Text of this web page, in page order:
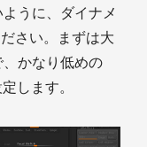
うに、ダイナメ
さい。まずは大
かなり低めの
します。